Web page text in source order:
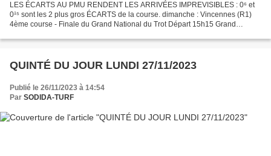
LES ÉCARTS AU PMU RENDENT LES ARRIVÉES IMPREVISIBLES : 0⁶ et
0¹⁵ sont les 2 plus gros ÉCARTS de la course. dimanche : Vincennes (R1)
4ème course - Finale du Grand National du Trot Départ 15h15 Grand
QUINTÉ DU JOUR LUNDI 27/11/2023
Publié le 26/11/2023 à 14:54
Par SODIDA-TURF